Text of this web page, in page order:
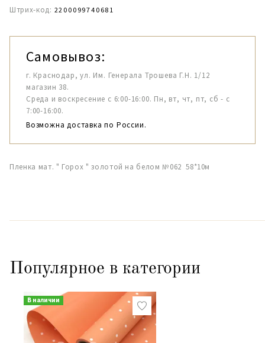
Штрих-код: 2200099740681
Самовывоз:
г. Краснодар, ул. Им. Генерала Трошева Г.Н. 1/12
магазин 38.
Среда и воскресение с 6:00-16:00. Пн, вт, чт, пт, сб - с
7:00-16:00.
Возможна доставка по России.
Пленка мат. " Горох " золотой на белом №062 58*10м
Популярное в категории
В наличии